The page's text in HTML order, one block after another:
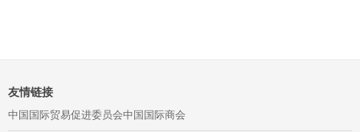
友情链接
中国国际贸易促进委员会中国国际商会